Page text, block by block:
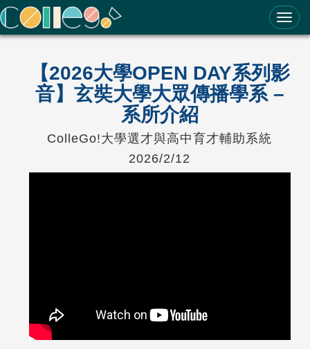
ColleGo! 大學選才與高中育才輔助系統
【2026大學OPEN DAY系列影
音】玄奘大學大眾傳播學系 –
系所介紹
ColleGo!大學選才與高中育才輔助系統
2026/2/12